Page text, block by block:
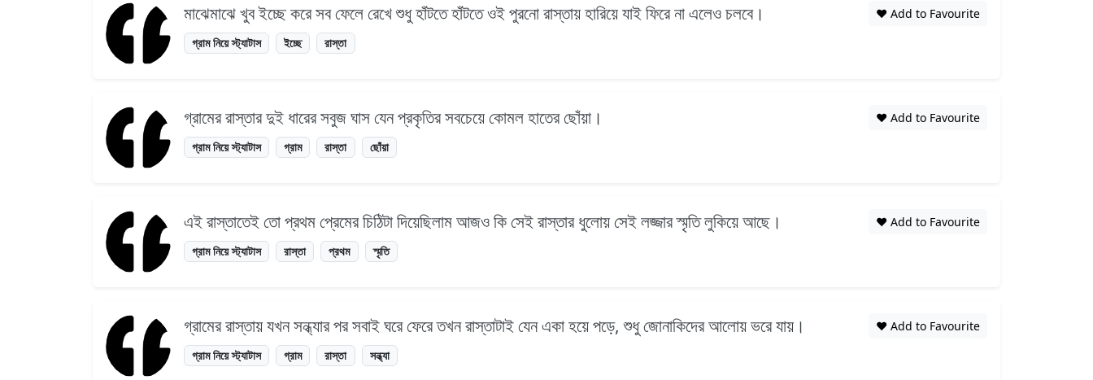
মাঝেমাঝে খুব ইচ্ছে করে সব ফেলে রেখে শুধু হাঁটতে হাঁটতে ওই পুরনো রাস্তায় হারিয়ে যাই ফিরে না এলেও চলবে।
গ্রাম নিয়ে স্ট্যাটাস ইচ্ছে রাস্তা
❤️ Add to Favourite
গ্রামের রাস্তার দুই ধারের সবুজ ঘাস যেন প্রকৃতির সবচেয়ে কোমল হাতের ছোঁয়া।
গ্রাম নিয়ে স্ট্যাটাস গ্রাম রাস্তা ছোঁয়া
❤️ Add to Favourite
এই রাস্তাতেই তো প্রথম প্রেমের চিঠিটা দিয়েছিলাম আজও কি সেই রাস্তার ধুলোয় সেই লজ্জার স্মৃতি লুকিয়ে আছে।
গ্রাম নিয়ে স্ট্যাটাস রাস্তা প্রথম স্মৃতি
❤️ Add to Favourite
গ্রামের রাস্তায় যখন সন্ধ্যার পর সবাই ঘরে ফেরে তখন রাস্তাটাই যেন একা হয়ে পড়ে, শুধু জোনাকিদের আলোয় ভরে যায়।
গ্রাম নিয়ে স্ট্যাটাস গ্রাম রাস্তা সন্ধ্যা
❤️ Add to Favourite